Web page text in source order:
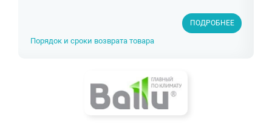
ПОДРОБНЕЕ
Порядок и сроки возврата товара